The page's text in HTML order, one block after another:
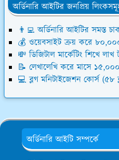
অর্ডিনারি আইটির জনপ্রিয়
👨‍💻 অর্ডিনারি আইটির সমস্ত
💰 ওয়েবসাইট ক্রয় করে
💸 ডিজিটাল মার্কেটিং শিখে
📝 লেখালেখি করে মাসে
💻 ব্লগ মনিটাইজেশন কোর্স (৫৮
অর্ডিনারি আইটি সম্পর্কে